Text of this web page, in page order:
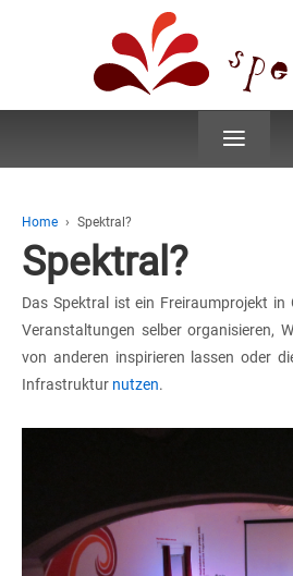
≡
Home › Spektral?
Spektral?
Das Spektral ist ein Freiraumprojekt
Veranstaltungen selber organisieren,
von anderen inspirieren lassen oder
Infrastruktur nutzen.